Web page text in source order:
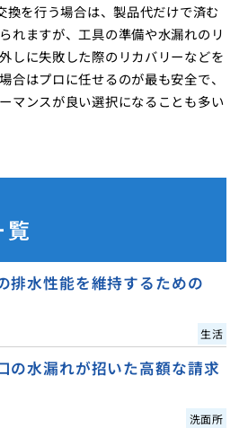
換を行う場合は、製品代だけで済む
れますが、工具の準備や水漏れのリ
しに失敗した際のリカバリーなどを
合はプロに任せるのが最も安全で、
マンスが良い選択になることも多い
排水性能を維持するための
生活
の水漏れが招いた高額な請求
洗面所